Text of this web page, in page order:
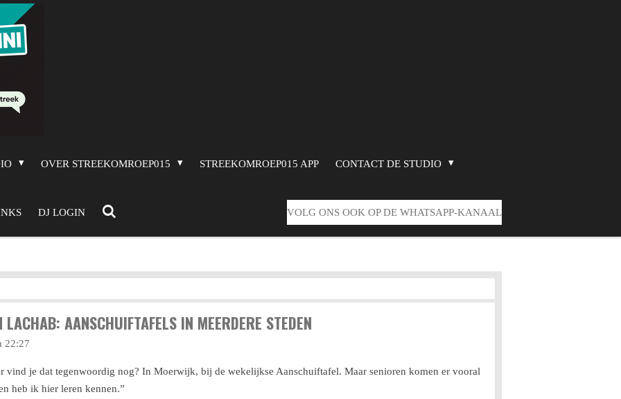
OVER STREEKOMROEP015 STREEKOMROEP015 APP CONTACT DE STUDIO
DJ LOGIN VOLG ONS OOK OP DE WHATSAPP-KANAAL
AANSCHUIFTAFELS IN MEERDERE STEDEN
22:27
vind je dat tegenwoordig nog? In Moerwijk, bij de wekelijkse Aanschuiftafel. Maar senioren komen er vooral
heb ik hier leren kennen.”